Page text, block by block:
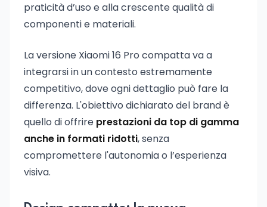
praticità d’uso e alla crescente qualità di
componenti e materiali.
La versione Xiaomi 16 Pro compatta va a
integrarsi in un contesto estremamente
competitivo, dove ogni dettaglio può fare la
differenza. L'obiettivo dichiarato del brand è
quello di offrire prestazioni da top di gamma
anche in formati ridotti, senza
compromettere l'autonomia o l’esperienza
visiva.